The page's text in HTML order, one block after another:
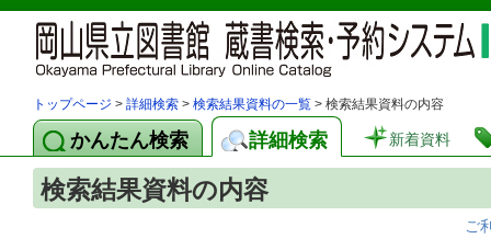
トップページ > 詳細検索 > 検索結果資料の一覧 > 検索結果資料の内容
かんたん検索 詳細検索 新着資料
検索結果資料の内容
ご